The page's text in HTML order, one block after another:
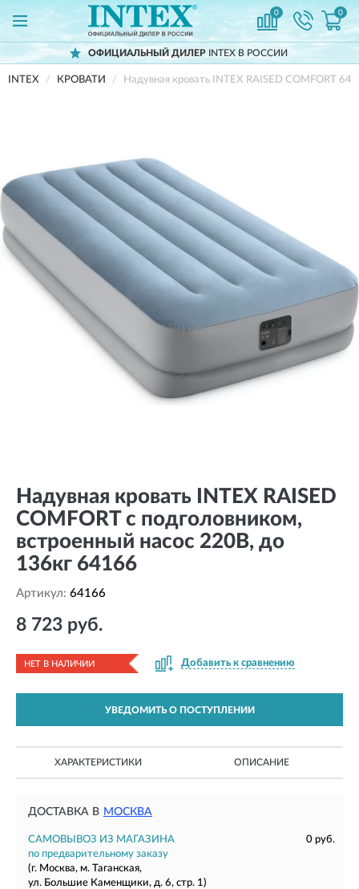
0 0
ОФИЦИАЛЬНЫЙ ДИЛЕР INTEX В РОССИИ
INTEX КРОВАТИ Надувная кровать INTEX RAISED COMFORT
Надувная кровать INTEX RAISED
COMFORT с подголовником,
встроенный насос 220В, до
136кг 64166
Артикул: 64166
8 723 руб.
НЕТ В НАЛИЧИИ Добавить к сравнению
УВЕДОМИТЬ О ПОСТУПЛЕНИИ
ХАРАКТЕРИСТИКИ ОПИСАНИЕ
ДОСТАВКА В МОСКВА
САМОВЫВОЗ ИЗ МАГАЗИНА
0 руб.
по предварительному заказу
(г. Москва, м. Таганская,
ул. Большие Каменщики, д. 6, стр. 1)